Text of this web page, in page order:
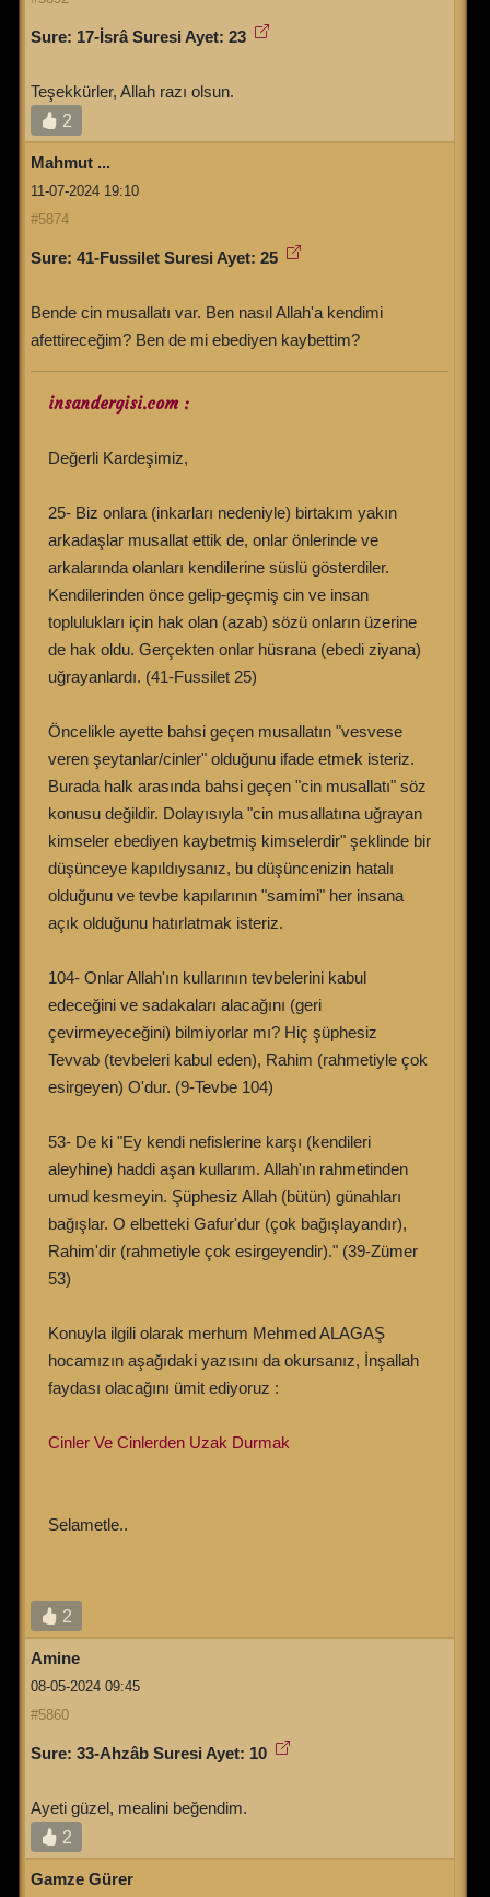
Sure: 17-İsrâ Suresi Ayet: 23
Teşekkürler, Allah razı olsun.
2
Mahmut ...
11-07-2024 19:10
#5874
Sure: 41-Fussilet Suresi Ayet: 25
Bende cin musallatı var. Ben nasıl Allah'a kendimi
afettireceğim? Ben de mi ebediyen kaybettim?
insandergisi.com :
Değerli Kardeşimiz,
25- Biz onlara (inkarları nedeniyle) birtakım yakın
arkadaşlar musallat ettik de, onlar önlerinde ve
arkalarında olanları kendilerine süslü gösterdiler.
Kendilerinden önce gelip-geçmiş cin ve insan
toplulukları için hak olan (azab) sözü onların üzerine
de hak oldu. Gerçekten onlar hüsrana (ebedi ziyana)
uğrayanlardı. (41-Fussilet 25)
Öncelikle ayette bahsi geçen musallatın "vesvese
veren şeytanlar/cinler" olduğunu ifade etmek isteriz.
Burada halk arasında bahsi geçen "cin musallatı" söz
konusu değildir. Dolayısıyla "cin musallatına uğrayan
kimseler ebediyen kaybetmiş kimselerdir" şeklinde bir
düşünceye kapıldıysanız, bu düşüncenizin hatalı
olduğunu ve tevbe kapılarının "samimi" her insana
açık olduğunu hatırlatmak isteriz.
104- Onlar Allah'ın kullarının tevbelerini kabul
edeceğini ve sadakaları alacağını (geri
çevirmeyeceğini) bilmiyorlar mı? Hiç şüphesiz
Tevvab (tevbeleri kabul eden), Rahim (rahmetiyle çok
esirgeyen) O'dur. (9-Tevbe 104)
53- De ki "Ey kendi nefislerine karşı (kendileri
aleyhine) haddi aşan kullarım. Allah'ın rahmetinden
umud kesmeyin. Şüphesiz Allah (bütün) günahları
bağışlar. O elbetteki Gafur'dur (çok bağışlayandır),
Rahim'dir (rahmetiyle çok esirgeyendir)." (39-Zümer
53)
Konuyla ilgili olarak merhum Mehmed ALAGAŞ
hocamızın aşağıdaki yazısını da okursanız, İnşallah
faydası olacağını ümit ediyoruz :
Cinler Ve Cinlerden Uzak Durmak
Selametle..
2
Amine
08-05-2024 09:45
#5860
Sure: 33-Ahzâb Suresi Ayet: 10
Ayeti güzel, mealini beğendim.
2
Gamze Gürer